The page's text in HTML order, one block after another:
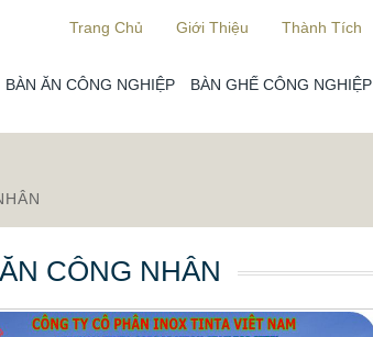
Trang Chủ Giới Thiệu Thành Tích
BÀN ĂN CÔNG NGHIỆP BÀN GHẾ CÔNG NGHIỆP
CÔNG NHÂN